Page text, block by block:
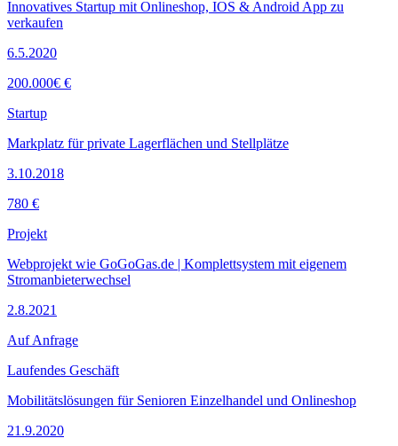
Innovatives Startup mit Onlineshop, IOS & Android App zu
verkaufen
6.5.2020
200.000€ €
Startup
Markplatz für private Lagerflächen und Stellplätze
3.10.2018
780 €
Projekt
Webprojekt wie GoGoGas.de | Komplettsystem mit eigenem
Stromanbieterwechsel
2.8.2021
Auf Anfrage
Laufendes Geschäft
Mobilitätslösungen für Senioren Einzelhandel und Onlineshop
21.9.2020